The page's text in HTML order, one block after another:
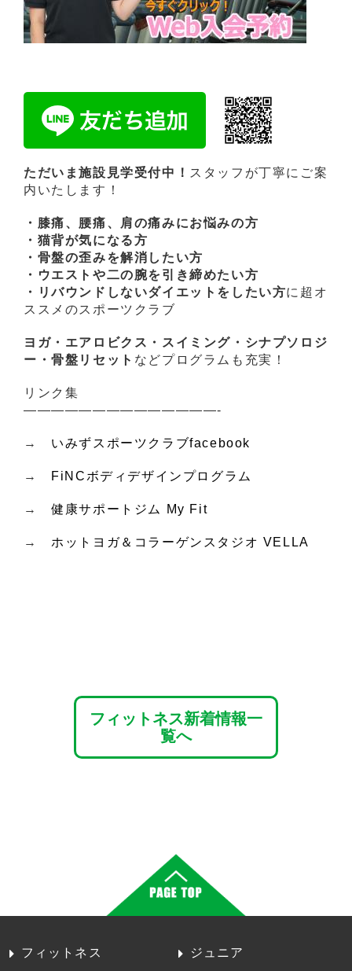
ただいま施設見学受付中！ スタッフが丁寧にご案
内いたします！
・膝痛、腰痛、肩の痛みにお悩みの方
・猫背が気になる方
・骨盤の歪みを解消したい方
・ウエストや二の腕を引き締めたい方
・リバウンドしないダイエットをしたい方に超オ
ススメのスポーツクラブ
ヨガ・エアロビクス・スイミング・シナプソロジ
ー・骨盤リセット などプログラムも充実！
リンク集
——————————————-
→ いみずスポーツクラブfacebook
→ FiNCボディデザインプログラム
→健康サポートジム My Fit
→ ホットヨガ＆コラーゲンスタジオ VELLA
フィットネス新着情報一
覧へ
フィットネス ジュニア